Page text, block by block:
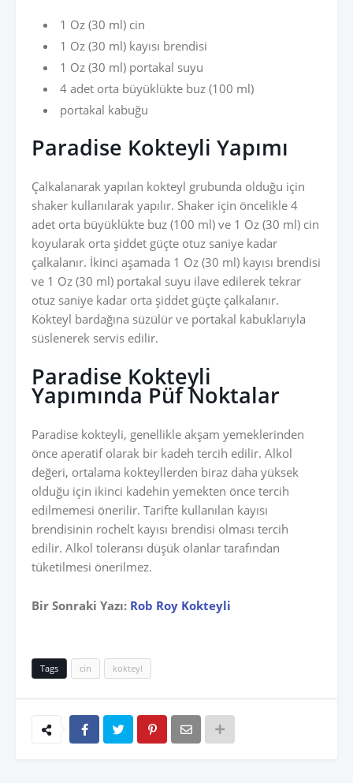
1 Oz (30 ml) cin
1 Oz (30 ml) kayısı brendisi
1 Oz (30 ml) portakal suyu
4 adet orta büyüklükte buz (100 ml)
portakal kabuğu
Paradise Kokteyli Yapımı
Çalkalanarak yapılan kokteyl grubunda olduğu için
shaker kullanılarak yapılır. Shaker için öncelikle 4
adet orta büyüklükte buz (100 ml) ve 1 Oz (30 ml) cin
koyularak orta şiddet güçte otuz saniye kadar
çalkalanır. İkinci aşamada 1 Oz (30 ml) kayısı brendisi
ve 1 Oz (30 ml) portakal suyu ilave edilerek tekrar
otuz saniye kadar orta şiddet güçte çalkalanır.
Kokteyl bardağına süzülür ve portakal kabuklarıyla
süslenerek servis edilir.
Paradise Kokteyli
Yapımında Püf Noktalar
Paradise kokteyli, genellikle akşam yemeklerinden
önce aperatif olarak bir kadeh tercih edilir. Alkol
değeri, ortalama kokteyllerden biraz daha yüksek
olduğu için ikinci kadehin yemekten önce tercih
edilmemesi önerilir. Tarifte kullanılan kayısı
brendisinin rochelt kayısı brendisi olması tercih
edilir. Alkol toleransı düşük olanlar tarafından
tüketilmesi önerilmez.
Bir Sonraki Yazı: Rob Roy Kokteyli
Tags cin kokteyl